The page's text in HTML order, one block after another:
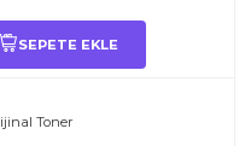
SEPETE EKLE
Toner